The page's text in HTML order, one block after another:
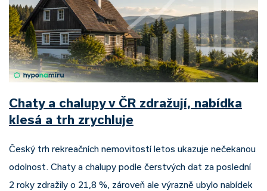
Chaty a chalupy v ČR zdražují, nabídka
klesá a trh zrychluje
Český trh rekreačních nemovitostí letos ukazuje nečekanou
odolnost. Chaty a chalupy podle čerstvých dat za poslední
2 roky zdražily o 21,8 %, zároveň ale výrazně ubylo nabídek